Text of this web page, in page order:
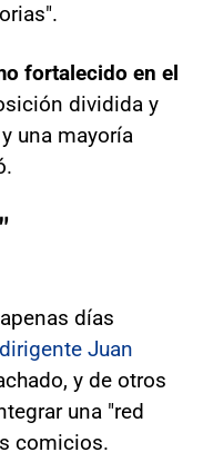
fortalecido en el
dividida y
una mayoría
días
Juan
y de otros
una "red
comicios.